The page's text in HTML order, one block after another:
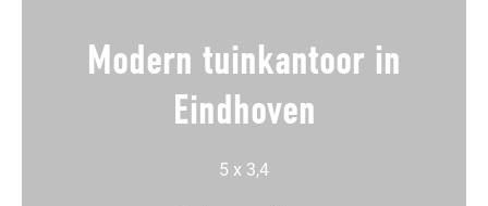
Modern tuinkantoor in
Eindhoven
5 x 3,4